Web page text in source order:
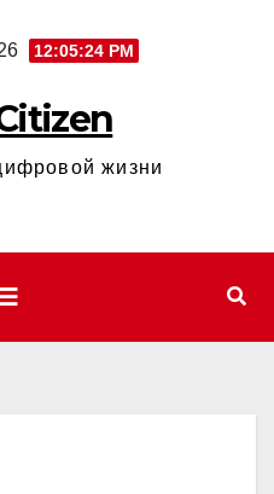
12:05:25 PM
жизни